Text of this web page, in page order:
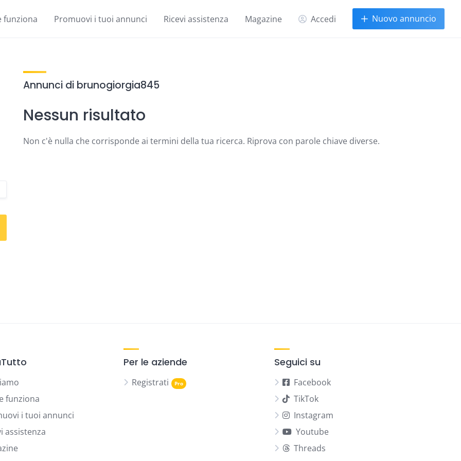
funziona Promuovi i tuoi annunci Ricevi assistenza Magazine Accedi Nuovo annuncio
Annunci di brunogiorgia845
Nessun risultato
Non c'è nulla che corrisponde ai termini della tua ricerca. Riprova con parole chiave diverse.
funziona
i tuoi annunci
assistenza
Per le aziende
Registrati
Seguici su
Facebook
TikTok
Instagram
Youtube
Threads